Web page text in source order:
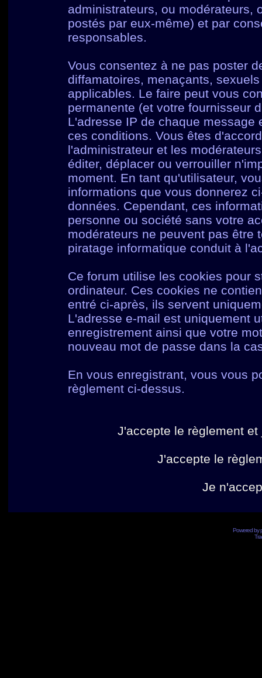
administrateurs, ou modérateurs,
postés par eux-même) et par
responsables.
Vous consentez à ne pas poster
diffamatoires, menaçants,
applicables. Le faire peut vous
permanente (et votre fournisseur
L'adresse IP de chaque
ces conditions. Vous êtes
l'administrateur et les
éditer, déplacer ou verrouiller
moment. En tant qu'utilisateur,
informations que vous donnerez
données. Cependant, ces
personne ou société sans votre
modérateurs ne peuvent pas être
piratage informatique conduit à
Ce forum utilise les cookies pour
ordinateur. Ces cookies ne
entré ci-après, ils servent
L'adresse e-mail est uniquement
enregistrement ainsi que votre
nouveau mot de passe dans la
En vous enregistrant, vous vous
règlement ci-dessus.
J'accepte le règlement
J'accepte le
Je
Powered by